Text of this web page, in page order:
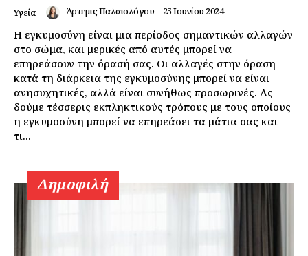
Υγεία Άρτεμις Παλαιολόγου - 25 Ιουνίου 2024
Η εγκυμοσύνη είναι μια περίοδος σημαντικών αλλαγών
στο σώμα, και μερικές από αυτές μπορεί να
επηρεάσουν την όρασή σας. Οι αλλαγές στην όραση
κατά τη διάρκεια της εγκυμοσύνης μπορεί να είναι
ανησυχητικές, αλλά είναι συνήθως προσωρινές. Ας
δούμε τέσσερις εκπληκτικούς τρόπους με τους οποίους
η εγκυμοσύνη μπορεί να επηρεάσει τα μάτια σας και
τι...
Δημοφιλή